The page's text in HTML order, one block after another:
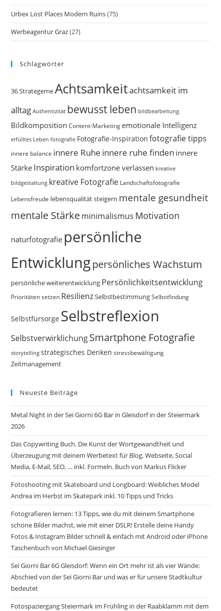
Urbex Lost Places Modern Ruins(75)
Werbeagentur Graz(27)
Schlagwörter
36 StrategemeAchtsamkeitachtsamkeit im
alltag Authentizität bewusst leben bildbearbeitung
Bildkomposition Content-Marketing emotionale Intelligenz
erfülltes Leben fotografie Fotografie-Inspiration fotografie tipps
innere balance innere Ruhe innere ruhe finden innere
Stärke Inspiration komfortzone verlassen kreative
bildgestaltung kreative Fotografie Landschaftsfotografie
Lebensfreude lebensqualität steigern mentale gesundheit
mentale Stärkeminimalismus Motivation
naturfotografie persönliche
Entwicklungpersönliches Wachstum
persönliche weiterentwicklung Persönlichkeitsentwicklung
Prioritäten setzen ResilienzSelbstbestimmung Selbstfindung
Selbstfürsorge Selbstreflexion
SelbstverwirklichungSmartphone Fotografie
storytelling strategisches Denken stressbewältigung
Zeitmanagement
Neueste Beiträge
Metal Night in der Sei Giorni 6G Bar in Gleisdorf in der Steiermark
2026
Das Copywriting Buch. Die Kunst der Wortgewandtheit und
Überzeugung mit deinem Werbetext für Blog, Webseite, Social
Media, E-Mail, SEO, … inkl. Formeln. Buch von Markus Flicker
Fotoshooting mit Skateboard und Longboard: Weibliches Model
Andrea im Herbst im Skatepark inkl. 10 Tipps und Tricks
Fotografieren lernen: 13 Tipps, wie du mit deinem Smartphone
schöne Bilder machst, wie mit einer DSLR! Erstelle deine Handy
Fotos & Instagram Bilder schnell & einfach mit Android oder iPhone
Taschenbuch von Michael Giesinger
Sei Giorni Bar 6G Gleisdorf: Wenn ein Ort mehr ist als vier Wände:
Abschied von der Sei Gior­ni Bar und was er für unsere Stadtkultur
bedeutet
Fotospaziergang Steiermark im Frühling in der Raabklamm mit dem